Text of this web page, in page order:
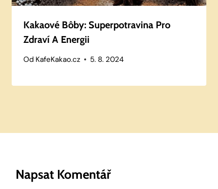
Kakaové Bôby: Superpotravina Pro
Zdraví A Energii
Od KafeKakao.cz 5. 8. 2024
Napsat Komentář